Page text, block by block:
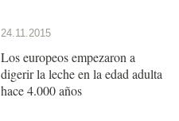
24.11.2015
Los europeos empezaron a
digerir la leche en la edad adulta
hace 4.000 años